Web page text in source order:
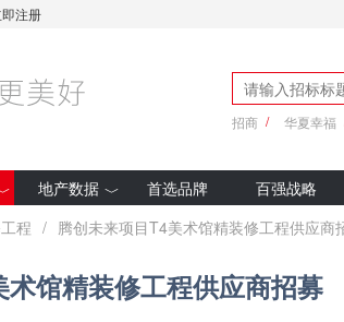
注册
招商 华夏幸福
地产数据
房企拿地
全装修项目
首选品牌 百强战略
程 / 腾创未来项目T4美术馆精装修工程供应商
馆精装修工程供应商招募